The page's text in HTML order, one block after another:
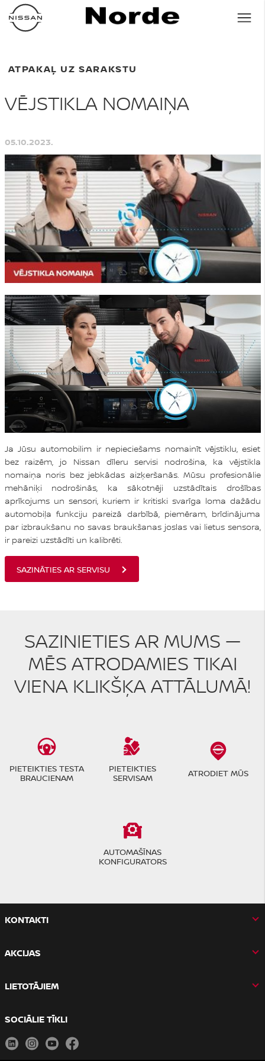
ATPAKAĻ UZ SARAKSTU
VĒJSTIKLA NOMAIŅA
05.10.2023.
Ja Jūsu automobilim ir nepieciešams nomainīt vējstiklu, esiet
bez raizēm, jo Nissan dīleru servisi nodrošina, ka vējstikla
nomaiņa noris bez jebkādas aizķeršanās. Mūsu profesionālie
mehāniķi nodrošinās, ka sākotnēji uzstādītais drošības
aprīkojums un sensori, kuriem ir kritiski svarīga loma dažādu
automobiļa funkciju pareizā darbībā, piemēram, brīdinājuma
par izbraukšanu no savas braukšanas joslas vai lietus sensora,
ir pareizi uzstādīti un kalibrēti.
SAZINĀTIES AR SERVISU
SAZINIETIES AR MUMS —
MĒS ATRODAMIES TIKAI
VIENA KLIKŠĶA ATTĀLUMĀ!
PIETEIKTIES TESTA
BRAUCIENAM
PIETEIKTIES
SERVISAM
ATRODIET MŪS
AUTOMAŠĪNAS
KONFIGURATORS
KONTAKTI
AKCIJAS
LIETOTĀJIEM
SOCIĀLIE TĪKLI
LinkedIn
Instagram
Youtube